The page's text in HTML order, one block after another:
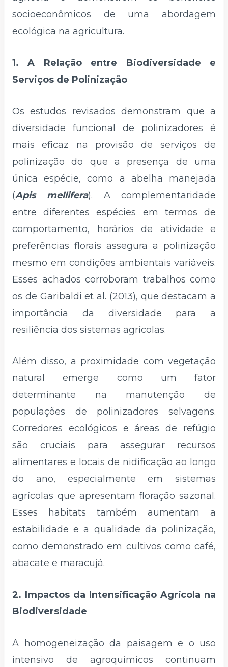
socioeconômicos de uma abordagem
ecológica na agricultura.
1. A Relação entre Biodiversidade e
Serviços de Polinização
Os estudos revisados demonstram que a
diversidade funcional de polinizadores é
mais eficaz na provisão de serviços de
polinização do que a presença de uma
única espécie, como a abelha manejada
(Apis mellifera). A complementaridade
entre diferentes espécies em termos de
comportamento, horários de atividade e
preferências florais assegura a polinização
mesmo em condições ambientais variáveis.
Esses achados corroboram trabalhos como
os de Garibaldi et al. (2013), que destacam a
importância da diversidade para a
resiliência dos sistemas agrícolas.
Além disso, a proximidade com vegetação
natural emerge como um fator
determinante na manutenção de
populações de polinizadores selvagens.
Corredores ecológicos e áreas de refúgio
são cruciais para assegurar recursos
alimentares e locais de nidificação ao longo
do ano, especialmente em sistemas
agrícolas que apresentam floração sazonal.
Esses habitats também aumentam a
estabilidade e a qualidade da polinização,
como demonstrado em cultivos como café,
abacate e maracujá.
2. Impactos da Intensificação Agrícola na
Biodiversidade
A homogeneização da paisagem e o uso
intensivo de agroquímicos continuam